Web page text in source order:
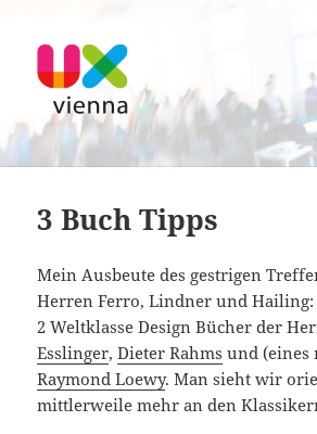
UXvienna
3 Buch Tipps
Mein Ausbeute des gestrigen
Herren Ferro, Lindner und Hailing:
2 Weltklasse Design Bücher der
Esslinger,Dieter Rahms und (eines
Raymond Loewy. Man sieht wir
mittlerweile mehr an den